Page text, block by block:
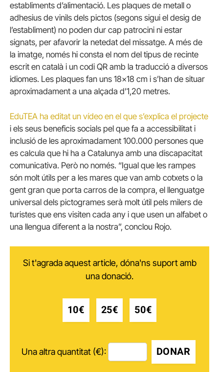
establiments d’alimentació. Les plaques de metall o
adhesius de vinils dels pictos (segons sigui el desig de
l’establiment) no poden dur cap patrocini ni estar
signats, per afavorir la netedat del missatge. A més de
la imatge, només hi consta el nom del tipus de recinte
escrit en català i un codi QR amb la traducció a diversos
idiomes. Les plaques fan uns 18×18 cm i s’han de situar
aproximadament a una alçada d’1,20 metres.
EduTEA ha editat un vídeo en el que s’explica el projecte
i els seus beneficis socials pel que fa a accessibilitat i
inclusió de les aproximadament 100.000 persones que
es calcula que hi ha a Catalunya amb una discapacitat
comunicativa. Però no només. “Igual que les rampes
són molt útils per a les mares que van amb cotxets o la
gent gran que porta carros de la compra, el llenguatge
universal dels pictogrames serà molt útil pels milers de
turistes que ens visiten cada any i que usen un alfabet o
una llengua diferent a la nostra”, conclou Rojo.
Si t'agrada aquest article, dóna'ns suport amb
una donació.
10€ 25€ 50€
Una altra quantitat (€): DONAR